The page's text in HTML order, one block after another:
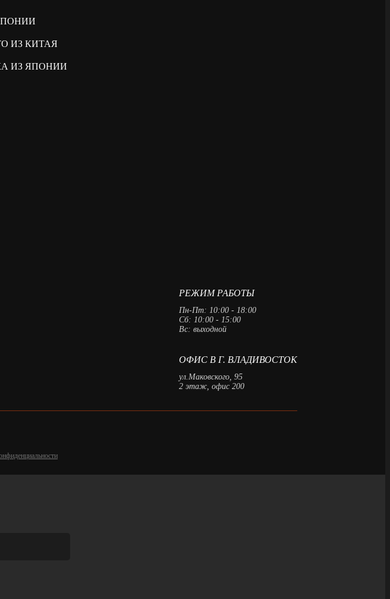
ИЗ КИТАЯ
ИЗ ЯПОНИИ
РЕЖИМ РАБОТЫ
Пн-Пт: 10:00 - 18:00
Сб: 10:00 - 15:00
Вс: выходной
ОФИС В Г. ВЛАДИВОСТОК
ул.Маковского, 95
2 этаж, офис 200